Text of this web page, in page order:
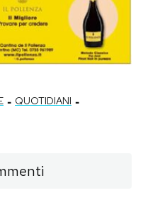
- QUOTIDIANI -